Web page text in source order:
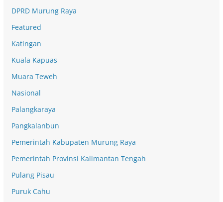
DPRD Murung Raya
Featured
Katingan
Kuala Kapuas
Muara Teweh
Nasional
Palangkaraya
Pangkalanbun
Pemerintah Kabupaten Murung Raya
Pemerintah Provinsi Kalimantan Tengah
Pulang Pisau
Puruk Cahu